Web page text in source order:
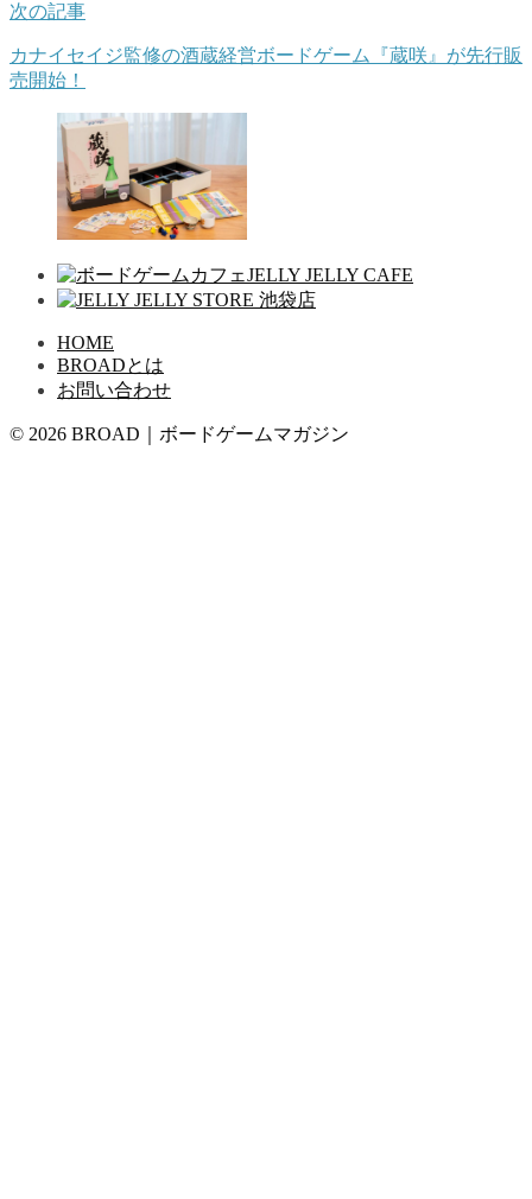
次の記事
カナイセイジ監修の酒蔵経営ボードゲーム『蔵咲』が先行販
売開始！
HOME
BROADとは
お問い合わせ
© 2026 BROAD｜ボードゲームマガジン